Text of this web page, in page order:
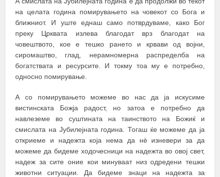
на целата година помирувањето на човекот со Бога и
ближниот. И уште еднаш само потврдуваме, како Бог
преку Црквата излева благодат врз благодат на
човештвото, кое е тешко рането и крвави од војни,
сиромаштво, глад, нерамномерна распределба на
богатствата и ресурсите. И токму тоа му е потребно,
односно помирување.
А со помирувањето можеме во нас да ја искусиме
вистинската Божја радост, но затоа е потребно да
навлеземе во суштината на таинството на Божиќ и
смислата на Јубилејната година. Тогаш ќе можеме да ја
откриеме и надежта која нема да нè изневери за да
можеме да бидеме ходочесници на надежта во овој свет,
надеж за сите оние кои минуваат низ одредени тешки
животни ситуации. Да бидеме знаци на надежта за